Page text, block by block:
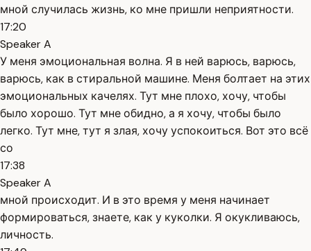
мной случилась жизнь, ко мне пришли неприятности.
17:20
Speaker A
У меня эмоциональная волна. Я в ней варюсь, варюсь,
варюсь, как в стиральной машине. Меня болтает на этих
эмоциональных качелях. Тут мне плохо, хочу, чтобы
было хорошо. Тут мне обидно, а я хочу, чтобы было
легко. Тут мне, тут я злая, хочу успокоиться. Вот это всё
со
17:38
Speaker A
мной происходит. И в это время у меня начинает
формироваться, знаете, как у куколки. Я окукливаюсь,
личность.